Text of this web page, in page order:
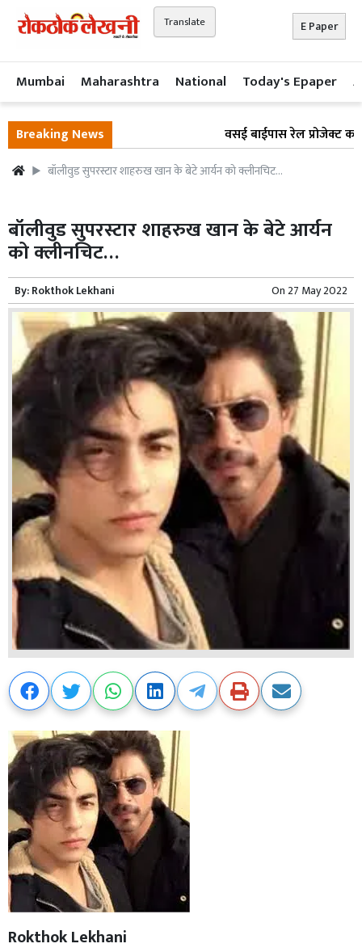
Translate E Paper
Mumbai Maharashtra National Today's Epaper
Breaking News वसई बाईपास रेल प्रोजेक्ट
बॉलीवुड सुपरस्टार शाहरुख खान के बेटे आर्यन को क्लीनचिट…
बॉलीवुड सुपरस्टार शाहरुख खान के बेटे आर्यन
को क्लीनचिट…
By:Rokthok Lekhani On27 May 2022
Rokthok Lekhani